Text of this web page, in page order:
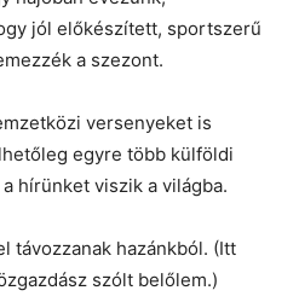
jól előkészített, sportszerű
a szezont.
versenyeket is
egyre több külföldi
hírünket viszik a világba.
távozzanak hazánkból. (Itt
szólt belőlem.)